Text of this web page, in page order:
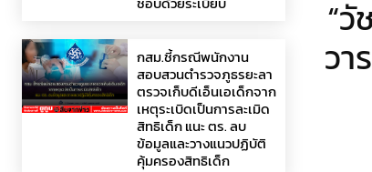
กสม.ชี้กรณีพนักงาน
สอบสวนตำรวจภูธรยะลา
ตรวจเก็บดีเอ็นเอเด็กจาก
เหตุระเบิดเป็นการละเมิด
สิทธิเด็ก แนะ ตร. ลบ
ข้อมูลและวางแนวปฏิบัติ
คุ้มครองสิทธิเด็ก
“วั
วา